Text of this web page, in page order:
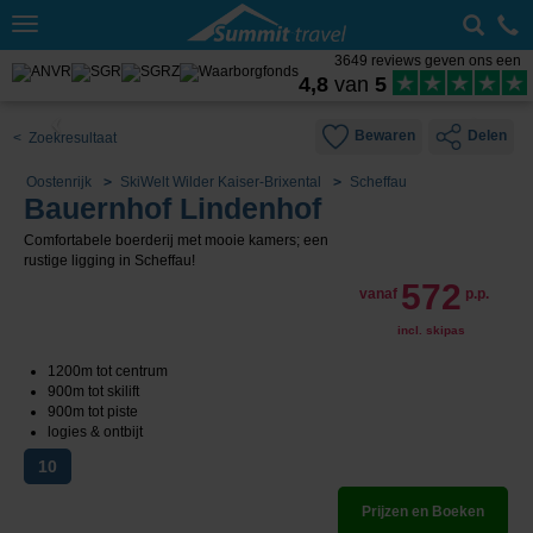
Toggle
3649 reviews geven ons een
4,8 van 5
< Zoekresultaat Bewaren Delen
Oostenrijk SkiWelt Wilder Kaiser-Brixental Scheffau
Bauernhof Lindenhof
Comfortabele boerderij met mooie kamers; een
rustige ligging in Scheffau!
vanaf 572 p.p.
incl. skipas
1200m tot centrum
900m tot skilift
900m tot piste
logies & ontbijt
10
Prijzen en Boeken